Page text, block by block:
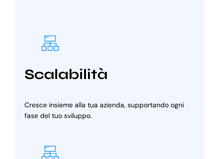
Scalabilità
Cresce insieme alla tua azienda, supportando ogni
fase del tuo sviluppo.